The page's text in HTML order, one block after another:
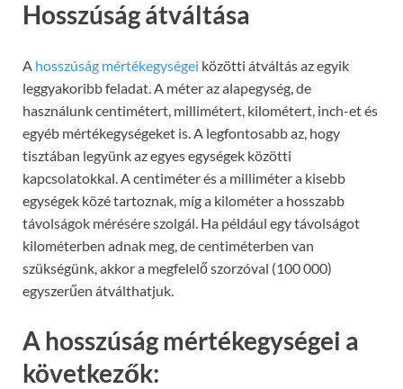
Hosszúság átváltása
A hosszúság mértékegységei közötti átváltás az egyik
leggyakoribb feladat. A méter az alapegység, de
használunk centimétert, millimétert, kilométert, inch-et és
egyéb mértékegységeket is. A legfontosabb az, hogy
tisztában legyünk az egyes egységek közötti
kapcsolatokkal. A centiméter és a milliméter a kisebb
egységek közé tartoznak, míg a kilométer a hosszabb
távolságok mérésére szolgál. Ha például egy távolságot
kilométerben adnak meg, de centiméterben van
szükségünk, akkor a megfelelő szorzóval (100 000)
egyszerűen átválthatjuk.
A hosszúság mértékegységei a
következők: